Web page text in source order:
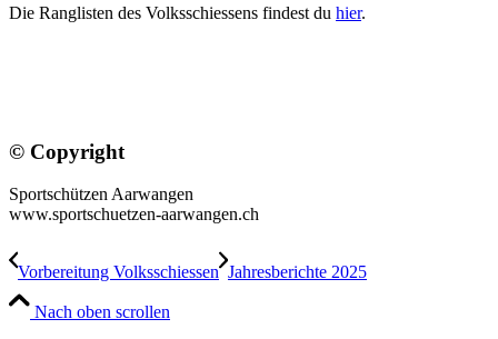
Die Ranglisten des Volksschiessens findest du hier.
© Copyright
Sportschützen Aarwangen
www.sportschuetzen-aarwangen.ch
Vorbereitung Volksschiessen Jahresberichte 2025
Nach oben scrollen